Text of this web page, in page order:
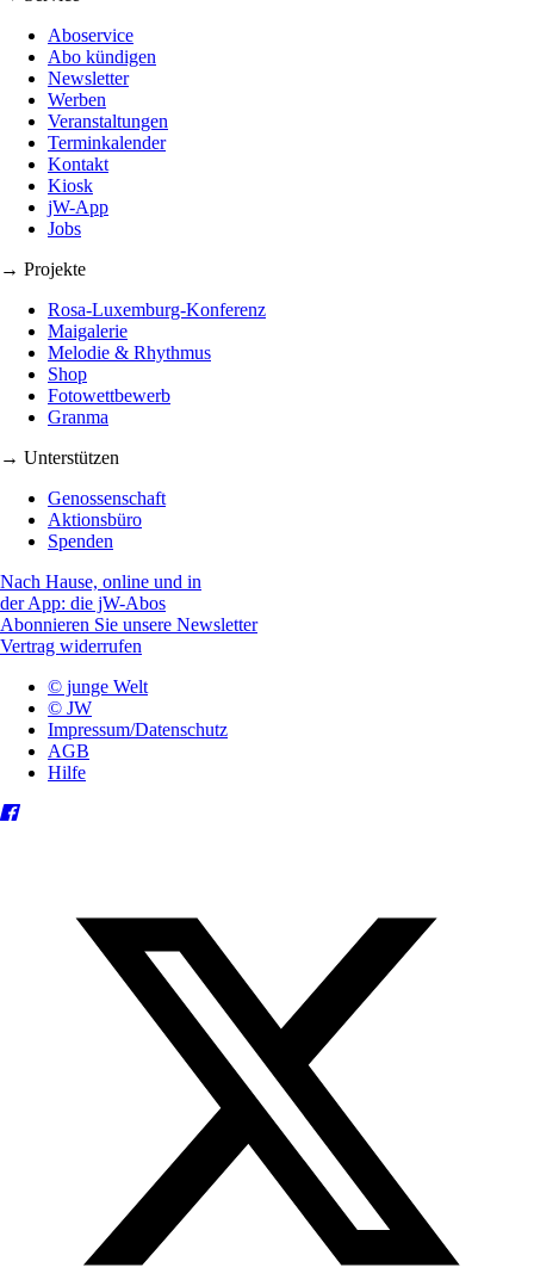
Aboservice
Abo kündigen
Newsletter
Werben
Veranstaltungen
Terminkalender
Kontakt
Kiosk
jW-App
Jobs
→ Projekte
Rosa-Luxemburg-Konferenz
Maigalerie
Melodie & Rhythmus
Shop
Fotowettbewerb
Granma
→ Unterstützen
Genossenschaft
Aktionsbüro
Spenden
Nach Hause, online und in
der App: die jW-Abos
Abonnieren Sie unsere Newsletter
Vertrag widerrufen
© junge Welt
© JW
Impressum/Datenschutz
AGB
Hilfe